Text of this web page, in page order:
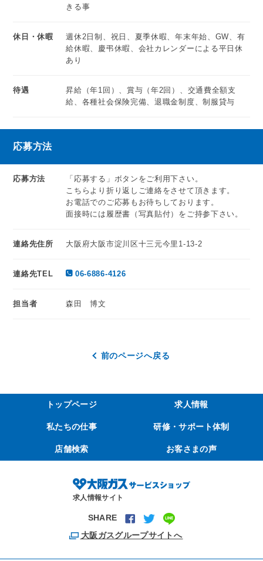
きる事
休日・休暇
週休2日制、祝日、夏季休暇、年末年始、GW、有
給休暇、慶弔休暇、会社カレンダーによる平日休
あり
待遇
昇給（年1回）、賞与（年2回）、交通費全額支
給、各種社会保険完備、退職金制度、制服貸与
応募方法
応募方法
「応募する」ボタンをご利用下さい。
こちらより折り返しご連絡をさせて頂きます。
お電話でのご応募もお待ちしております。
面接時には履歴書（写真貼付）をご持参下さい。
連絡先住所 大阪府大阪市淀川区十三元今里1-13-2
連絡先TEL 06-6886-4126
担当者 森田 博文
前のページへ戻る
トップページ 求人情報
私たちの仕事 研修・サポート体制
店舗検索 お客さまの声
求人情報サイト
SHARE
大阪ガスグループサイトへ